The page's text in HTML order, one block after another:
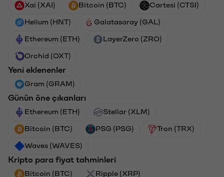
Xai (XAI) Bitcoin (BTC) Cartesi (CTSI)
Helium (HNT) Galatasaray (GAL)
Ethereum (ETH) LayerZero (ZRO)
Orchid (OXT)
Yeni eklenenler
Gram (GRAM)
Günün öne çıkanları
Ethereum (ETH) Stellar (XLM)
Bitcoin (BTC) PSG (PSG) Tron (TRX)
Waves (WAVES)
Kripto para fiyat tahminleri
Bitcoin (BTC) Ripple (XRP)